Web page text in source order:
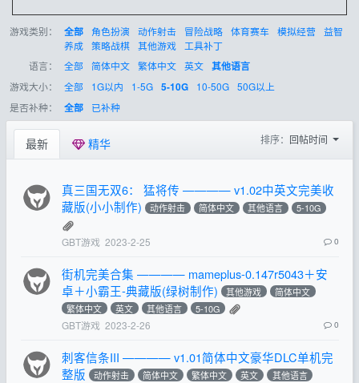
游戏类别： 全部 角色扮演 动作射击 冒险战略 体育赛车 模拟经营 益智
养成 策略战棋 其他游戏
工具补丁
语言：
全部 简体中文 繁体中文 英文 其他语言
游戏大小：
全部 1G以内 1-5G 5-10G 10-50G 50G以上
是否补种：
全部 已补种
最新 精华 排序： 回帖时间
真三国无双6： 猛将传 ———— v1.02中英文完美收
藏版(小小制作)
动作射击 简体中文 其他语言 5-10G
GBT游戏 2023-2-25 0
街机完美合集 ———— mameplus-0.147r5043＋安
卓＋小霸王-典藏版(绿树制作)
其他游戏
简体中文
繁体中文
英文 其他语言 5-10G
GBT游戏 2023-2-26 0
刺客信条III ———— v1.01简体中文豪华DLC单机完
整版
动作射击 简体中文 繁体中文 英文
其他语言